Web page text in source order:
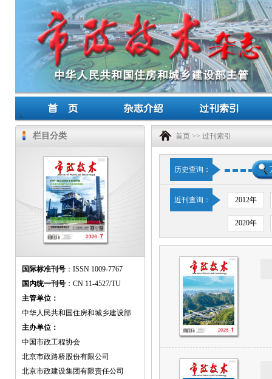
栏目分类
国际标准刊号 ：ISSN 1009-7767
国内统一刊号 ：CN 11-4527/TU
主管单位：
中华人民共和国住房和城乡建设部
主办单位：
中国市政工程协会
北京市政路桥股份有限公司
北京市政建设集团有限责任公司
首页 >> 过刊索引
历史查询：
近刊查询： 2012年
2020年